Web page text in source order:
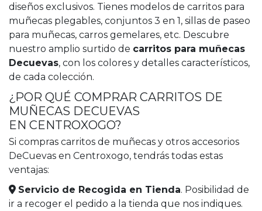
diseños exclusivos. Tienes modelos de carritos para
muñecas plegables, conjuntos 3 en 1, sillas de paseo
para muñecas, carros gemelares, etc. Descubre
nuestro amplio surtido de carritos para muñecas
Decuevas, con los colores y detalles característicos,
de cada colección.
¿POR QUÉ COMPRAR CARRITOS DE
MUÑECAS DECUEVAS
EN CENTROXOGO?
Si compras carritos de muñecas y otros accesorios
DeCuevas en Centroxogo, tendrás todas estas
ventajas:
Servicio de Recogida en Tienda. Posibilidad de
ir a recoger el pedido a la tienda que nos indiques.